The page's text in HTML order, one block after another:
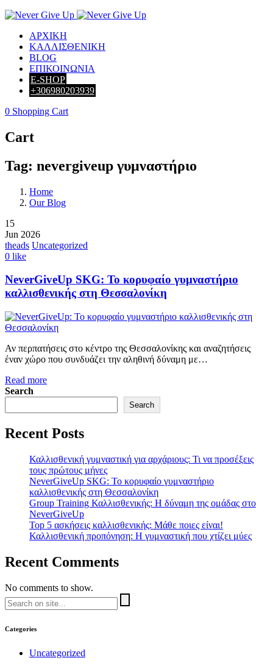
ΑΡΧΙΚΗ
ΚΑΛΛΙΣΘΕΝΙΚΗ
BLOG
ΕΠΙΚΟΙΝΩΝΙΑ
E-SHOP
+306980203939
0 Shopping Cart
Cart
Tag: nevergiveup γυμναστήριο
Home
Our Blog
15
Jun 2026
theads Uncategorized
0 like
NeverGiveUp SKG: Το κορυφαίο γυμναστήριο
καλλισθενικής στη Θεσσαλονίκη
Αν περπατήσεις στο κέντρο της Θεσσαλονίκης και αναζητήσεις
έναν χώρο που συνδυάζει την αληθινή δύναμη με…
Read more
Search
Search
Recent Posts
Καλλισθενική γυμναστική για αρχάριους: Τι να προσέξεις
τους πρώτους μήνες
NeverGiveUp SKG: Το κορυφαίο γυμναστήριο
καλλισθενικής στη Θεσσαλονίκη
Group Training Καλλισθενικής: Η δύναμη της ομάδας στο
NeverGiveUp
Top 5 ασκήσεις καλλισθενικής: Μάθε ποιες είναι!
Καλλισθενική προπόνηση: Η γυμναστική που χτίζει μύες
Recent Comments
No comments to show.
Categories
Uncategorized